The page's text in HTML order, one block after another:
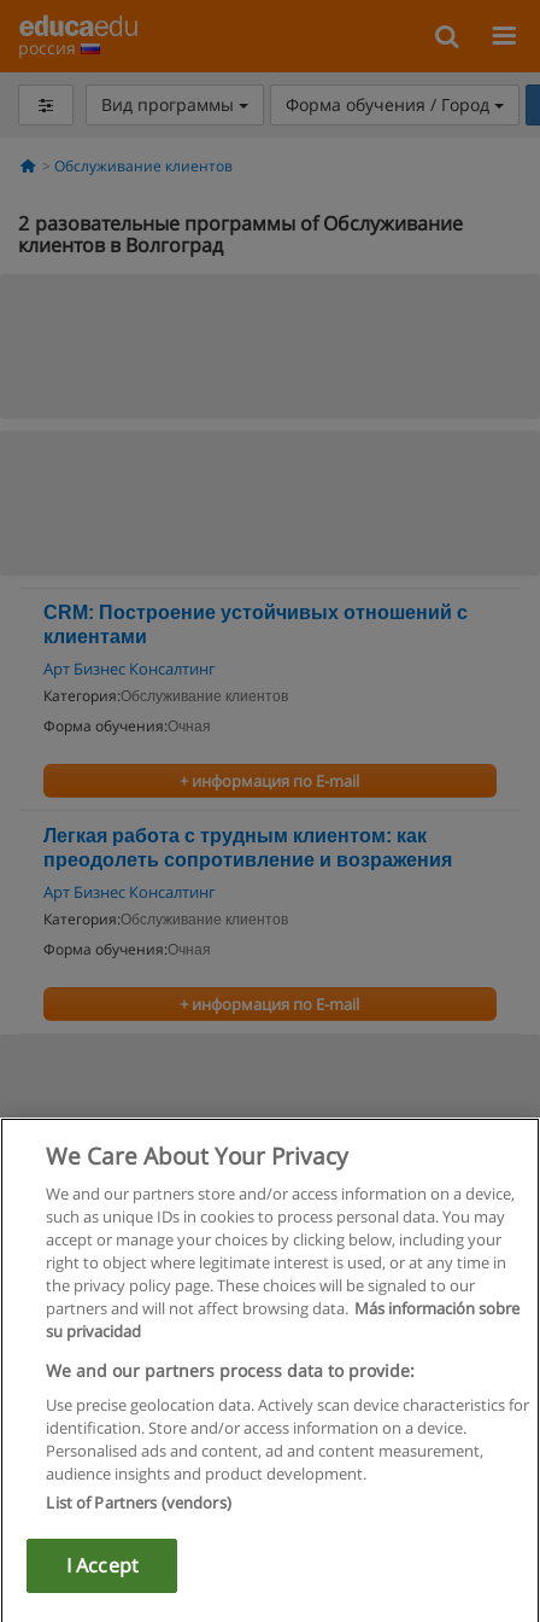
россия
Вид программы Форма обучения / Город
Обслуживание клиентов
2 разовательные программы of Обслуживание
клиентов в Волгоград
CRM: Построение устойчивых отношений с
клиентами
Арт Бизнес Консалтинг
Категория:Обслуживание клиентов
Форма обучения:Очная
+ информация по E-mail
Легкая работа с трудным клиентом: как
преодолеть сопротивление и возражения
Арт Бизнес Консалтинг
Категория:Обслуживание клиентов
Форма обучения:Очная
+ информация по E-mail
Правила пользования
Конфиденциальность информации
Copyright © Educaedu Business S.L. - CIF : B-95610580: -
We Care About Your Privacy
We and our partners store and/or access information on a device,
such as unique IDs in cookies to process personal data. You may
accept or manage your choices by clicking below, including your
right to object where legitimate interest is used, or at any time in
the privacy policy page. These choices will be signaled to our
partners and will not affect browsing data. Más información sobre
su privacidad
We and our partners process data to provide:
Use precise geolocation data. Actively scan device characteristics for
identification. Store and/or access information on a device.
Personalised ads and content, ad and content measurement,
audience insights and product development.
List of Partners (vendors)
I Accept